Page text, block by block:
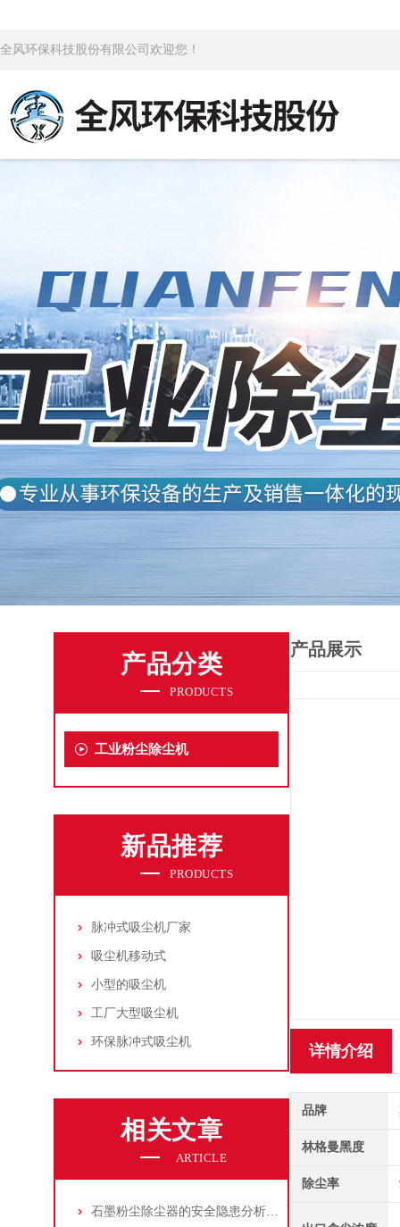
全风环保科技股份有限公司欢迎您！
产品分类
PRODUCTS
工业粉尘除尘机
新品推荐
PRODUCTS
脉冲式吸尘机厂家
吸尘机移动式
小型的吸尘机
工厂大型吸尘机
环保脉冲式吸尘机
相关文章
ARTICLE
石墨粉尘除尘器的安全隐患分析及应对措施
产品展示
详情介绍
品牌
林格曼黑度
除尘率